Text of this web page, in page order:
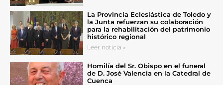
La Provincia Eclesiástica de Toledo y
la Junta refuerzan su colaboración
para la rehabilitación del patrimonio
histórico regional
Leer noticia »
Homilía del Sr. Obispo en el funeral
de D. José Valencia en la Catedral de
Cuenca